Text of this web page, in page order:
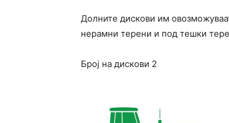
Долните дискови им
нерамни терени и под тешки
Број на дискови 2